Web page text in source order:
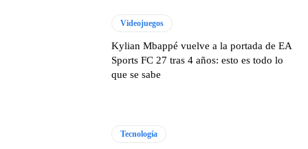
Videojuegos
Kylian Mbappé vuelve a la portada de EA
Sports FC 27 tras 4 años: esto es todo lo
que se sabe
Tecnología